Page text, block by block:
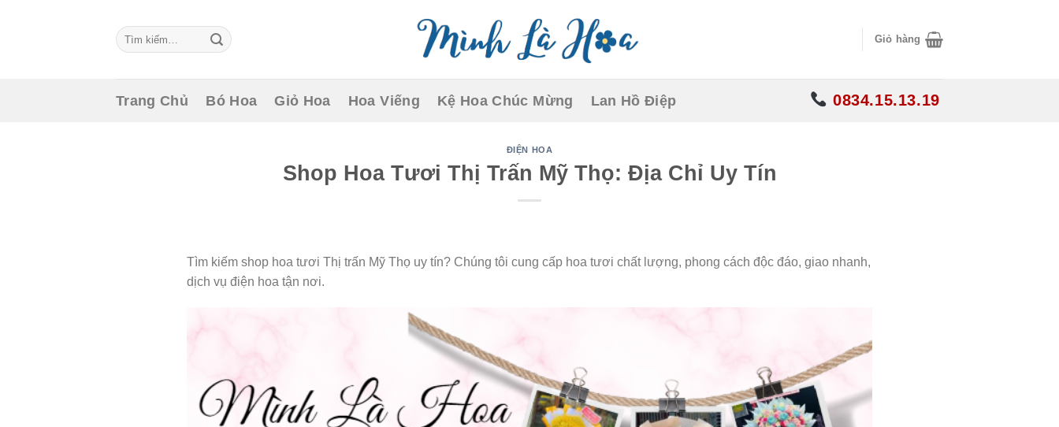
Tìm
kiếm:
Giỏ hàng
Trang Chủ Bó Hoa Giỏ Hoa Hoa Viếng Kệ Hoa Chúc Mừng Lan Hồ Điệp 0834.15.13.19
ĐIỆN HOA
Shop Hoa Tươi Thị Trấn Mỹ Thọ: Địa Chỉ Uy Tín
Tìm kiếm shop hoa tươi Thị trấn Mỹ Thọ uy tín? Chúng tôi cung cấp hoa tươi chất lượng, phong cách độc đáo, giao nhanh,
dịch vụ điện hoa tận nơi.